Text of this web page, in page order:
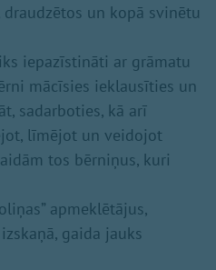
un kopā svinētu
iepazīstināti ar grāmatu
mācīsies ieklausīties un
sadarboties, kā arī
līmējot un veidojot
tos bērniņus, kuri
apmeklētājus,
gaida jauks